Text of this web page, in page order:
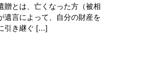
贈とは、亡くなった方（被相
遺言によって、自分の財産を
引き継ぐ […]